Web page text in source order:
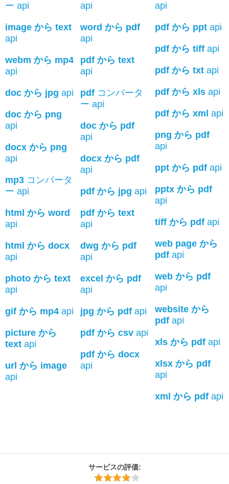
ー api
image から text
api
webm から mp4
api
doc から jpg api
doc から png
api
docx から png
api
mp3 コンバータ
ー api
html から word
api
html から docx
api
photo から text
api
gif から mp4 api
picture から
text api
url から image
api
api
word から pdf
api
pdf から text
api
pdfコンバータ
ー api
doc から pdf
api
docx から pdf
api
pdf から jpg api
pdf から text
api
dwg から pdf
api
excel から pdf
api
jpg から pdfapi
pdf から csvapi
pdf から docx
api
api
pdf から ppt api
pdf から tiff api
pdf から txt api
pdf から xls api
pdf から xml api
png から pdf
api
ppt から pdf api
pptx から pdf
api
tiff から pdf api
web page から
pdf api
web から pdf
api
website から
pdf api
xls から pdf api
xlsx から pdf
api
xml から pdf api
サービスの評価: